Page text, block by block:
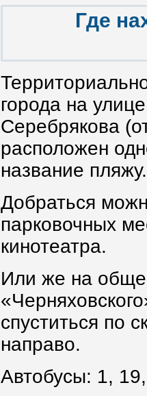
Где
города на
Серебрякова
расположен
название пляжу.
Добраться
парковочных
кинотеатра.
Или же на
спуститься по
направо.
Автобусы: 1,